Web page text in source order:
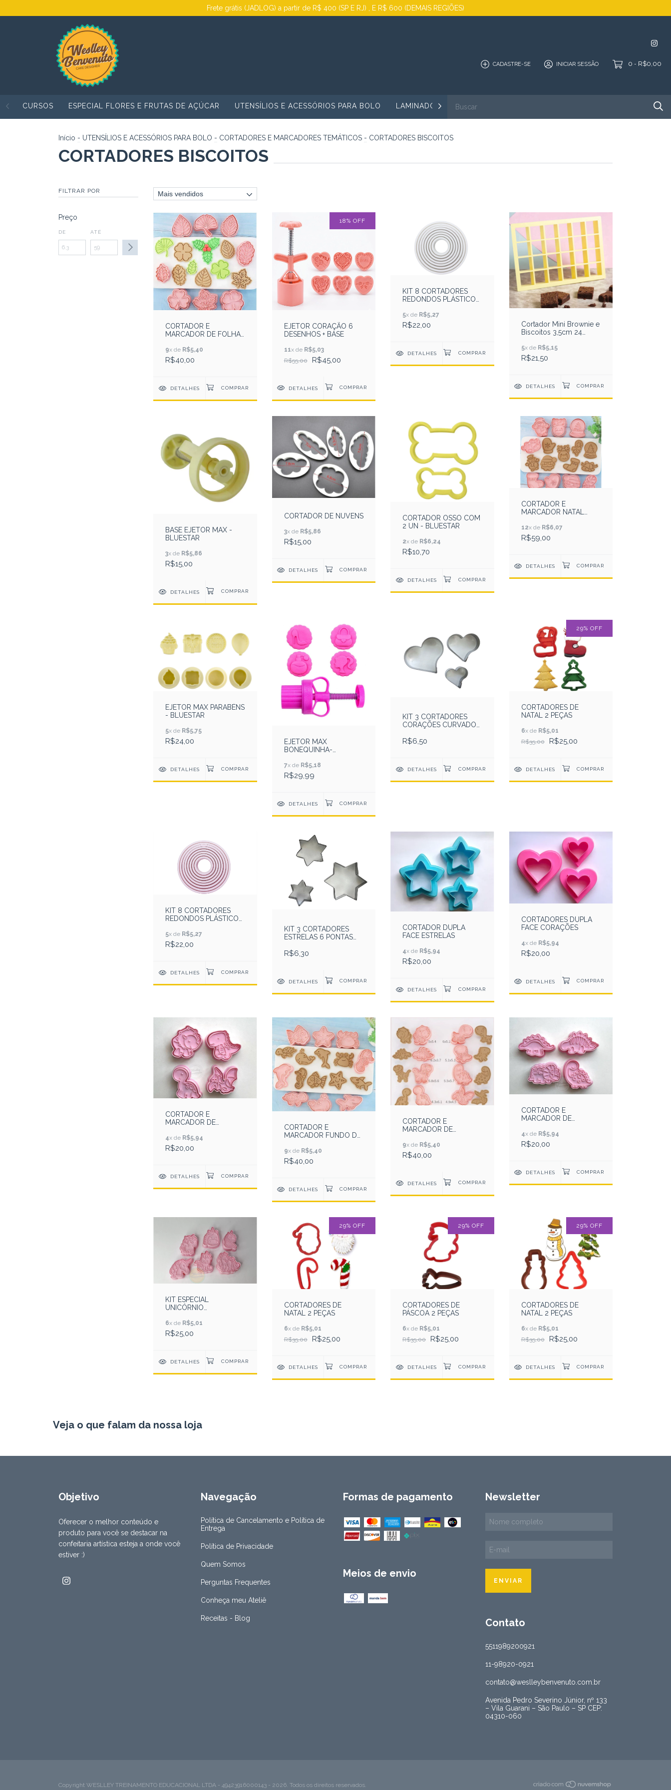
Frete grátis (JADLOG) a partir de R$ 400 (SP E RJ) , E R$ 600 (DEMAIS REGIÕES)
CADASTRE-SE INICIAR SESSÃO 0 - R$0,00
CURSOS ESPECIAL FLORES E FRUTAS DE AÇÚCAR UTENSÍLIOS E ACESSÓRIOS PARA BOLO LAMINADORA SALDÃO CONTATO
Início - UTENSÍLIOS E ACESSÓRIOS PARA BOLO - CORTADORES E MARCADORES TEMÁTICOS - CORTADORES BISCOITOS
CORTADORES BISCOITOS
FILTRAR POR
Preço
DE ATÉ
CORTADOR E
MARCADOR DE FOLHAS
9x de R$5,40
R$40,00
DETALHES
18% OFF
EJETOR CORAÇÃO 6
DESENHOS + BASE
11x de R$5,03
R$55,00
R$45,00
DETALHES
KIT 8 CORTADORES
REDONDOS PLÁSTICO
5x de R$5,27
R$22,00
DETALHES
Cortador Mini Brownie e
Biscoitos 3,5cm 24
5x de R$5,15
R$21,50
DETALHES
BASE EJETOR MAX -
BLUESTAR
3x de R$5,86
R$15,00
DETALHES
CORTADOR DE NUVENS
3x de R$5,86
R$15,00
DETALHES
CORTADOR OSSO COM
2 UN - BLUESTAR
2x de R$6,24
R$10,70
DETALHES
CORTADOR E
MARCADOR NATAL
12x de R$6,07
R$59,00
DETALHES
EJETOR MAX PARABÉNS
- BLUESTAR
5x de R$5,75
R$24,00
DETALHES
EJETOR MAX
BONEQUINHA-
7x de R$5,18
R$29,99
DETALHES
KIT 3 CORTADORES
CORAÇÕES CURVADOS
R$6,50
DETALHES
29% OFF
CORTADORES DE
NATAL 2 PEÇAS
6x de R$5,01
R$35,00
R$25,00
DETALHES
KIT 8 CORTADORES
REDONDOS PLÁSTICO
5x de R$5,27
R$22,00
DETALHES
KIT 3 CORTADORES
ESTRELAS 6 PONTAS
R$6,30
DETALHES
CORTADOR DUPLA
FACE ESTRELAS
4x de R$5,94
R$20,00
DETALHES
CORTADORES DUPLA
FACE CORAÇÕES
4x de R$5,94
R$20,00
DETALHES
CORTADOR E
MARCADOR DE
4x de R$5,94
R$20,00
DETALHES
CORTADOR E
MARCADOR FUNDO DO
9x de R$5,40
R$40,00
DETALHES
CORTADOR E
MARCADOR DE
( 8 MODELOS )
9x de R$5,40
R$40,00
DETALHES
CORTADOR E
MARCADOR DE
4x de R$5,94
R$20,00
DETALHES
KIT ESPECIAL
UNICÓRNIO
CORTADOR
6x de R$5,01
R$25,00
DETALHES
29% OFF
CORTADORES DE
NATAL 2 PEÇAS
6x de R$5,01
R$35,00
R$25,00
DETALHES
29% OFF
CORTADORES DE
PÁSCOA 2 PEÇAS
6x de R$5,01
R$35,00
R$25,00
DETALHES
29% OFF
CORTADORES DE
NATAL 2 PEÇAS
6x de R$5,01
R$35,00
R$25,00
DETALHES
Veja o que falam da nossa loja
Objetivo
Oferecer o melhor conteúdo e
produto para você se destacar na
confeitaria artística esteja a onde você
estiver :)
Navegação
Política de Cancelamento e Política de
Entrega
Política de Privacidade
Quem Somos
Perguntas Frequentes
Conheça meu Ateliê
Receitas - Blog
Formas de pagamento
Meios de envio
Newsletter
Contato
5511989200921
11-98920-0921
contato@weslleybenvenuto.com.br
Avenida Pedro Severino Júnior, nº 133
– Vila Guarani – São Paulo – SP CEP:
04310-060
Copyright WESLLEY TREINAMENTO EDUCACIONAL LTDA - 49423916000143 - 2026. Todos os direitos reservados.